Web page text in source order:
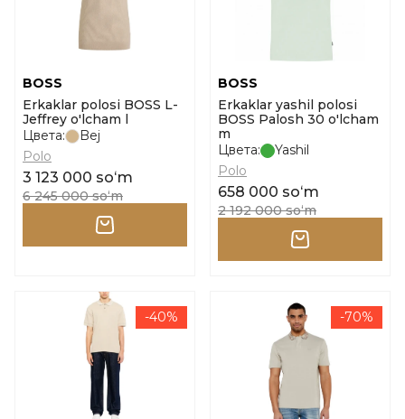
BOSS
Erkaklar polosi BOSS L-
Jeffrey o'lcham l
Цвета:
Bej
Polo
3 123 000 soʻm
6 245 000 soʻm
BOSS
Erkaklar yashil polosi
BOSS Palosh 30 o'lcham
m
Цвета:
Yashil
Polo
658 000 soʻm
2 192 000 soʻm
-40% -70%